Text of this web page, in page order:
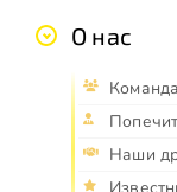
О нас
Наши